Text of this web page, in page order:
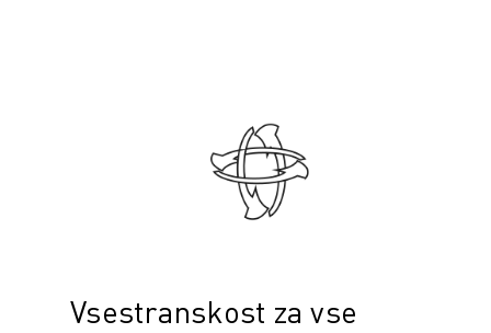
Vsestranskost za vse